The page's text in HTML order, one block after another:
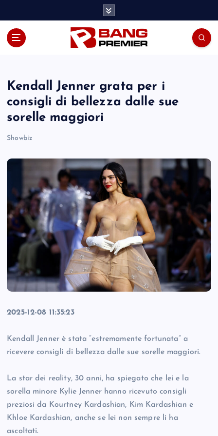
Kendall Jenner grata per i
consigli di bellezza dalle sue
sorelle maggiori
Showbiz
2025-12-08 11:35:23
Kendall Jenner è stata “estremamente fortunata” a
ricevere consigli di bellezza dalle sue sorelle maggiori.
La star dei reality, 30 anni, ha spiegato che lei e la
sorella minore Kylie Jenner hanno ricevuto consigli
preziosi da Kourtney Kardashian, Kim Kardashian e
Khloe Kardashian, anche se lei non sempre li ha
ascoltati.